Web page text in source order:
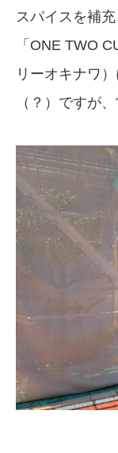
スパイスを補
「ONE TWO
リーオキナワ
（？）ですが